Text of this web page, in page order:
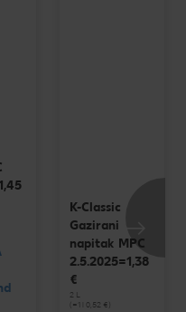
K-Classic
Gazirani
napitak MPC
2.5.2025=1,38
€
2 L
(=1 l 0,52 €)